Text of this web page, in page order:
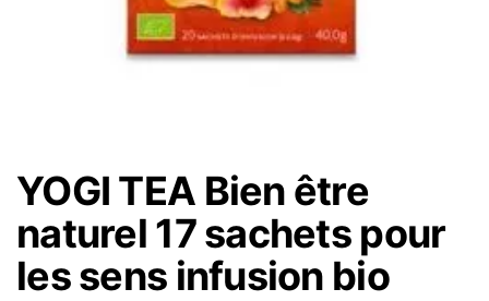
YOGI TEA Bien être
naturel 17 sachets pour
les sens infusion bio